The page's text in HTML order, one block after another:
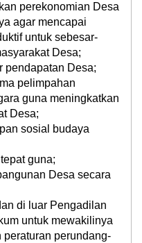
perekonomian Desa
agar mencapai
untuk sebesar-
Desa;
pendapatan Desa;
pelimpahan
guna meningkatkan
Desa;
sosial budaya
guna;
Desa secara
di luar Pengadilan
untuk mewakilinya
perundang-